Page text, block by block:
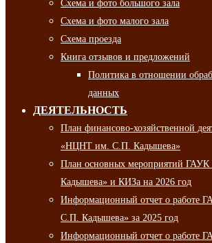
Схема и фото большого зала
Схема и фото малого зала
Схема проезда
Книга отзывов и предложений
Политика в отношении
данных
ДЕЯТЕЛЬНОСТЬ
План финансово-хозяйственной
«НЦНТ им. С.П. Кадышева»
План основных мероприятий
Кадышева» и КИЗа на 2026 год
Информационный отчет о работе
С.П. Кадышева» за 2025 год
Информационный отчет о работе